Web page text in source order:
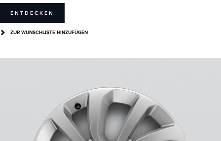
ENTDECKEN
ZUR WUNSCHLISTE HINZUFÜGEN